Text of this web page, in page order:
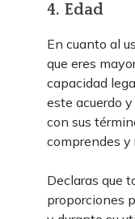
4. Edad
En cuanto al
que eres
capacidad
este acuerdo
con sus
comprendes y
Declaras que
proporciones